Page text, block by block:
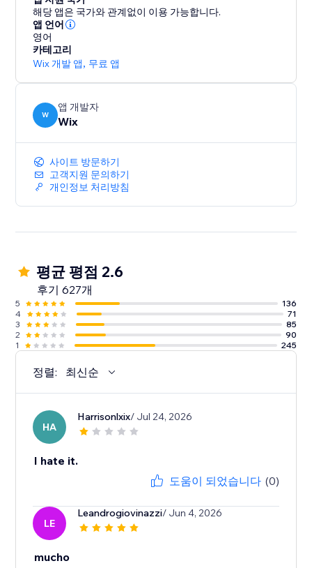
해당 앱은 국가와 관계없이 이용 가능합니다.
앱 언어
영어
카테고리
Wix 개발 앱, 무료 앱
W
앱 개발자
Wix
사이트 방문하기
고객지원 문의하기
개인정보 처리방침
평균 평점 2.6
후기 627개
5
136
4
71
3
85
2
90
1
245
정렬: 최신순
HA
Harrisonlxix/ Jul 24, 2026
I hate it.
도움이 되었습니다 (0)
LE
Leandrogiovinazzi/ Jun 4, 2026
mucho